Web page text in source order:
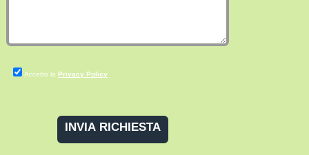
Accetto la Privacy Policy